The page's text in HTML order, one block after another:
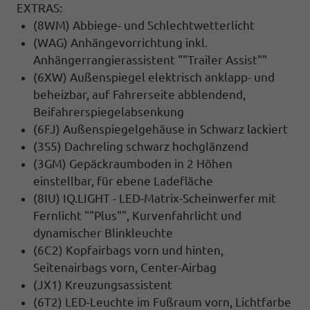
EXTRAS:
(8WM) Abbiege- und Schlechtwetterlicht
(WAG) Anhängevorrichtung inkl.
Anhängerrangierassistent ""Trailer Assist""
(6XW) Außenspiegel elektrisch anklapp- und
beheizbar, auf Fahrerseite abblendend,
Beifahrerspiegelabsenkung
(6FJ) Außenspiegelgehäuse in Schwarz lackiert
(3S5) Dachreling schwarz hochglänzend
(3GM) Gepäckraumboden in 2 Höhen
einstellbar, für ebene Ladefläche
(8IU) IQ.LIGHT - LED-Matrix-Scheinwerfer mit
Fernlicht ""Plus"", Kurvenfahrlicht und
dynamischer Blinkleuchte
(6C2) Kopfairbags vorn und hinten,
Seitenairbags vorn, Center-Airbag
(JX1) Kreuzungsassistent
(6T2) LED-Leuchte im Fußraum vorn, Lichtfarbe